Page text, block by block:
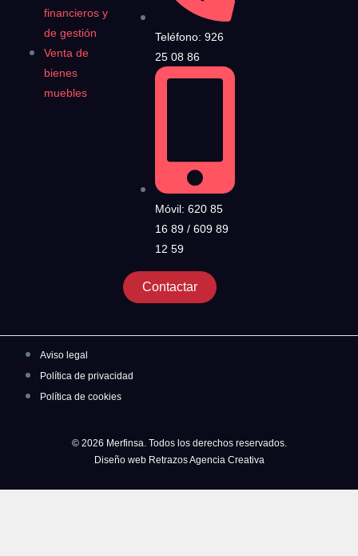
financieros y
de gestión
Venta de
bienes
muebles
Teléfono: 926
25 08 86
Móvil: 620 85
16 89 / 609 89
12 59
Contactar
Aviso legal
Política de privacidad
Política de cookies
© 2026 Merfinsa. Todos los derechos reservados.
Diseño web Retrazos Agencia Creativa